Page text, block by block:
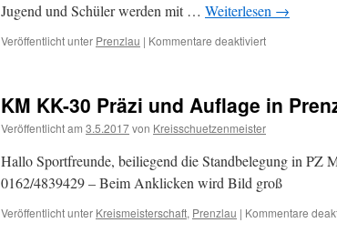
Jugend und Schüler werden mit … Weiterlesen →
Veröffentlicht unter Prenzlau | Kommentare deaktiviertfür
04.-05.
KM KK-30 Präzi und Auflage in
Veröffentlicht am 3.5.2017von Kreisschuetzenmeister
Hallo Sportfreunde, beiliegend die Standbelegung in PZ
0162/4839429 – Beim Anklicken wird Bild groß
Veröffentlicht unter Kreismeisterschaft, Prenzlau | Kommentare